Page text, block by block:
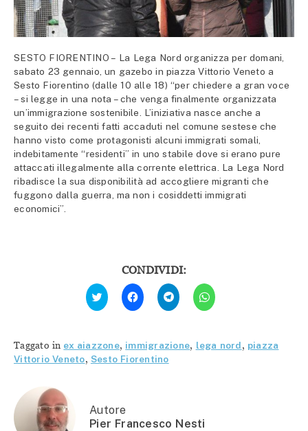
SESTO FIORENTINO – La Lega Nord organizza per domani,
sabato 23 gennaio, un gazebo in piazza Vittorio Veneto a
Sesto Fiorentino (dalle 10 alle 18) “per chiedere a gran voce
– si legge in una nota – che venga finalmente organizzata
un’immigrazione sostenibile. L’iniziativa nasce anche a
seguito dei recenti fatti accaduti nel comune sestese che
hanno visto come protagonisti alcuni immigrati somali,
indebitamente “residenti” in uno stabile dove si erano pure
attaccati illegalmente alla corrente elettrica. La Lega Nord
ribadisce la sua disponibilità ad accogliere migranti che
fuggono dalla guerra, ma non i cosiddetti immigrati
economici”.
CONDIVIDI:
Fai
clic
qui
Twitter
(Si
apre
in
Fai
clic
per
condividere
(Si
apre
in
una
Fai
clic
per
condividere
apre
Fai
clic
per
apre
Taggato in ex aiazzone, immigrazione, lega nord, piazza
Vittorio Veneto, Sesto Fiorentino
Autore
Pier Francesco Nesti